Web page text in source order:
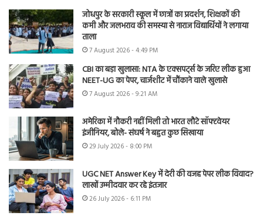
जोधपुर के सरकारी स्कूल में छात्रों का प्रदर्शन, शिक्षकों की
कमी और जलभराव की समस्या से नाराज विद्यार्थियों ने लगाया
ताला
7 August 2026 - 4:49 PM
CBI का बड़ा खुलासा: NTA के एक्सपर्ट्स के जरिए लीक हुआ
NEET-UG का पेपर, चार्जशीट में चौंकाने वाले खुलासे
7 August 2026 - 9:21 AM
अमेरिका में नौकरी नहीं मिली तो भारत लौटे सॉफ्टवेयर
इंजीनियर, बोले- संघर्ष ने बहुत कुछ सिखाया
29 July 2026 - 8:00 PM
UGC NET Answer Key में देरी की वजह पेपर लीक विवाद?
लाखों उम्मीदवार कर रहे इंतजार
26 July 2026 - 6:11 PM